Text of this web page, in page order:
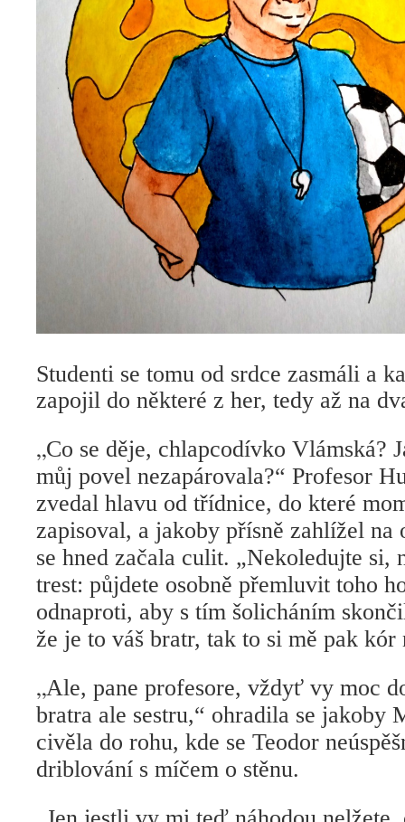
Studenti se tomu od srdce zasmáli a
zapojil do některé z her, tedy až na
„Co se děje, chlapcodívko Vlámská?
můj povel nezapárovala?“ Profesor
zvedal hlavu od třídnice, do které
zapisoval, a jakoby přísně zahlížel na
se hned začala culit. „Nekoledujte si,
trest: půjdete osobně přemluvit toho
odnaproti, aby s tím šolicháním
že je to váš bratr, tak to si mě pak kór
„Ale, pane profesore, vždyť vy moc
bratra ale sestru,“ ohradila se jakoby
civěla do rohu, kde se Teodor
driblování s míčem o stěnu.